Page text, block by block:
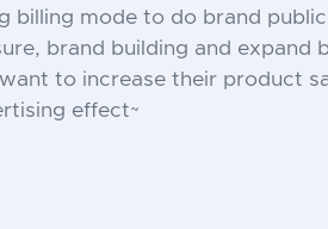
billing mode to do brand
brand building and expand
to increase their product
effect~